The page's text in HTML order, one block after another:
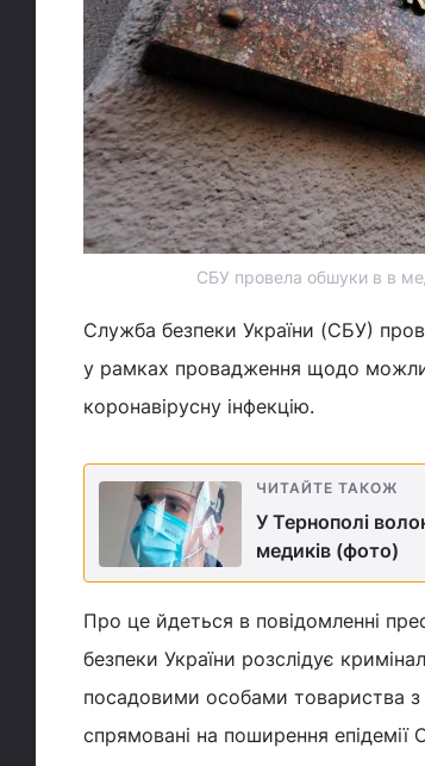
СБУ провела обшуки в в
Служба безпеки України (СБУ)
у рамках провадження щодо
коронавірусну інфекцію.
ЧИТАЙТЕ ТАКОЖ
У Тернополі
медиків (фото)
Про це йдеться в повідомленні
безпеки України розслідує
посадовими особами товариства з
спрямовані на поширення епідемії